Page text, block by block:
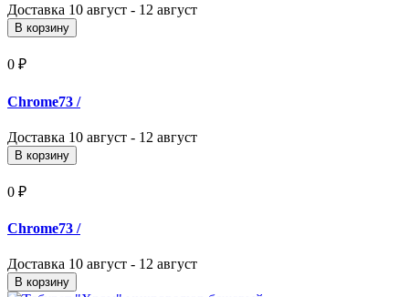
Доставка 10 август - 12 август
В корзину
0 ₽
Chrome73 /
Доставка 10 август - 12 август
В корзину
0 ₽
Chrome73 /
Доставка 10 август - 12 август
В корзину